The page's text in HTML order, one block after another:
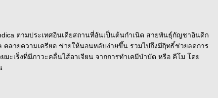
ตามประเทศอินเดียสถานที่อันเป็นต้นกำเนิด สายพันธุ์กัญชาอินดิก
คลายความเครียด ช่วยให้นอนหลับง่ายขึ้น รวมไปถึงมีฤิทธิ์ช่วยลดการ
ะเร็งที่มีภาวะคลื่นไส้อาเจียน จากการทำเคมีบำบัด หรือ คีโม โดย